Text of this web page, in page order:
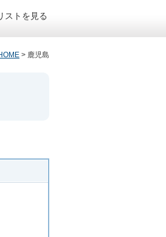
ストを見る
> 鹿児島